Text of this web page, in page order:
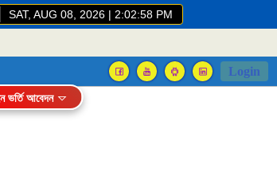
SAT, AUG 08, 2026 | 2:02:59 PM
Login
ভর্তি আবেদন